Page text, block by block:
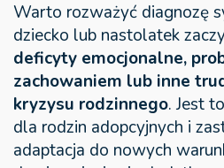
Warto rozważyć diagnozę
dziecko lub nastolatek
deficyty emocjonalne,
zachowaniem lub inne
kryzysu rodzinnego. Jest
dla rodzin adopcyjnych i
adaptacja do nowych